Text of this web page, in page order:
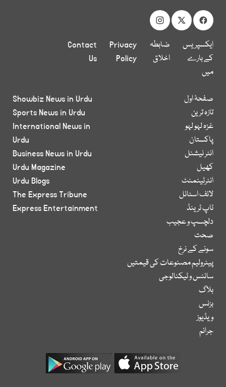
ایکسپریس
کے بارے
میں
ضابطہ
اخلاق
Privacy
Policy
Contact
Us
صفحۂ اول
تازہ ترین
غزہ لہو لہو
پاکستان
انٹر نیشنل
کھیل
انٹرٹینمنٹ
لائف اسٹائل
ٹاپ ٹرینڈ
دلچسپ و عجیب
صحت
سونے کے نرخ
پیٹرولیم مصنوعات کی قیمتیں
سائنس و ٹیکنالوجی
بلاگ
بزنس
ویڈیوز
جرائم
Showbiz News in Urdu
Sports News in Urdu
International News in
Urdu
Business News in Urdu
Urdu Magazine
Urdu Blogs
The Express Tribune
Express Entertainment